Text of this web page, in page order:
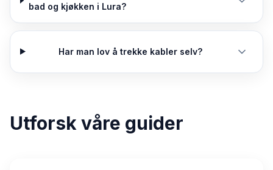
bad og kjøkken i Lura?
Har man lov å trekke kabler selv?
Utforsk våre guider